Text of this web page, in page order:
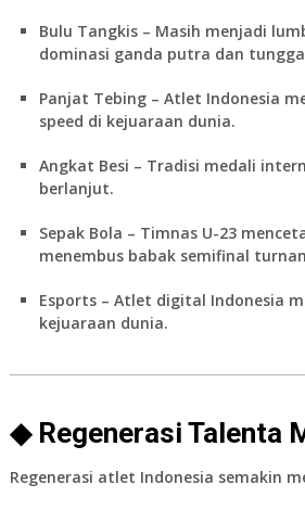
Bulu Tangkis– Masih menjadi
dominasi ganda putra dan
Panjat Tebing– Atlet Indonesia
speed di kejuaraan dunia.
Angkat Besi – Tradisi medali
berlanjut.
Sepak Bola – Timnas U-23
menembus babak semifinal
Esports– Atlet digital Indonesia
kejuaraan dunia.
◆ Regenerasi Talenta
Regenerasi atlet Indonesia semakin